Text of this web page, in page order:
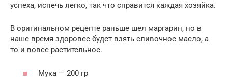
успеха, испечь легко, так что справится каждая хозяйка.
В оригинальном рецепте раньше шел маргарин, но в
наше время здоровее будет взять сливочное масло, а
то и вовсе растительное.
Мука — 200 гр